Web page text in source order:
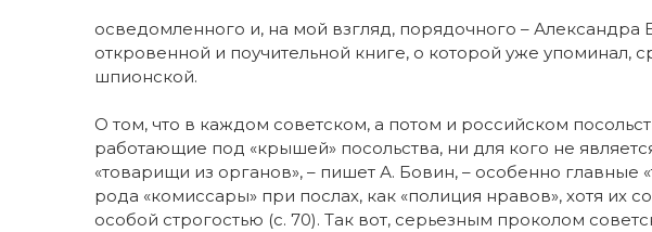
осведомленного и, на мой взгляд, порядочного – Александра
откровенной и поучительной книге, о которой уже упоминал,
шпионской.
О том, что в каждом советском, а потом и российском
работающие под «крышей» посольства, ни для кого не
«товарищи из органов», – пишет А. Бовин, – особенно главные
рода «комиссары» при послах, как «полиция нравов», хотя их
особой строгостью (с. 70). Так вот, серьезным проколом